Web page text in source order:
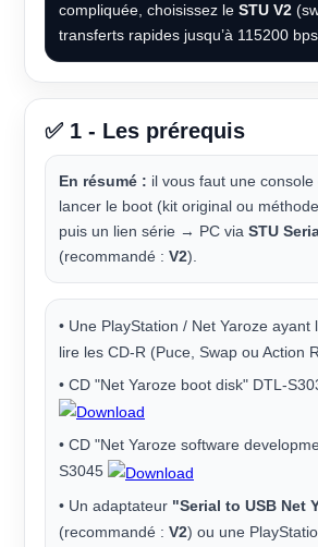
compliquée, choisissez le STU V2
transferts rapides jusqu’à 115200
✅ 1 - Les prérequis
En résumé : il vous faut une
lancer le boot (kit original ou
puis un lien série → PC via STU
(recommandé : V2).
• Une PlayStation / Net Yaroze ayant
lire les CD-R (Puce, Swap ou Action
• CD "Net Yaroze boot disk" DTL-
• CD "Net Yaroze software
S3045
• Un adaptateur "Serial to USB Net
(recommandé : V2) ou une